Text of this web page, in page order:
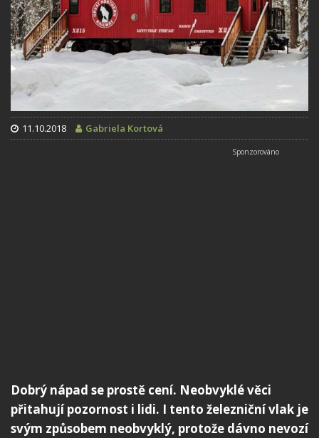
11.10.2018 Gabriela Kortová
Dobrý nápad se prostě cení. Neobvyklé věci
přitahují pozornost i lidi. I tento železniční vlak je
svým způsobem neobvyklý, protože dávno nevozí